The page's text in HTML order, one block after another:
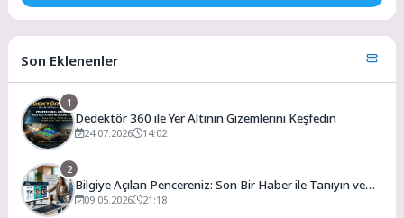
Son Eklenenler
1
Dedektör 360 ile Yer Altının Gizemlerini Keşfedin
24.07.2026 14:02
2
Bilgiye Açılan Pencereniz: Son Bir Haber ile Tanıyın ve
Keşfedin
09.05.2026 21:18